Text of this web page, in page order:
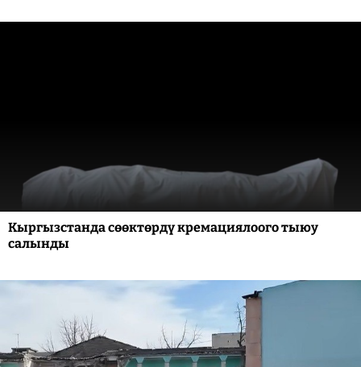
Кыргызстанда сөөктөрдү кремациялоого тыюу
салынды